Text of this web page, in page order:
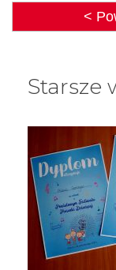
<
Starsze